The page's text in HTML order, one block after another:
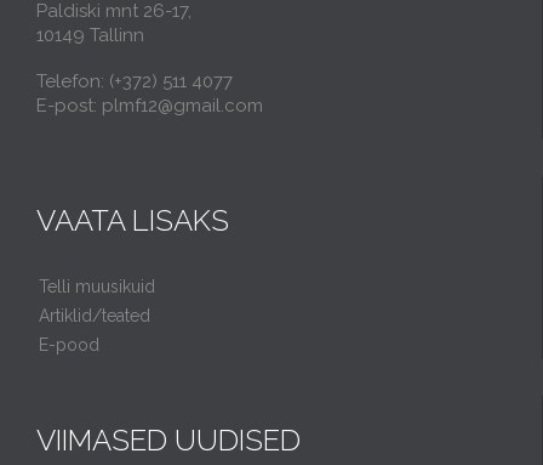
Paldiski mnt 26-17,
10149 Tallinn
Telefon: (+372) 511 4077
E-post: plmf12@gmail.com
VAATA LISAKS
Telli muusikuid
Artiklid/teated
E-pood
VIIMASED UUDISED